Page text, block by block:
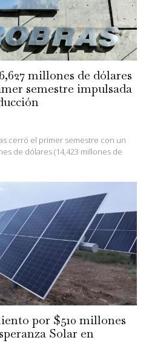
millones de dólares
semestre impulsada
cerró el primer semestre con un
de dólares (14,423 millones de
por $510 millones
Solar en